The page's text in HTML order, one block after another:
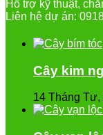
Hỗ trợ kỹ thuật,
Liên hệ dự án:
Cây kim
14 Tháng Tư,